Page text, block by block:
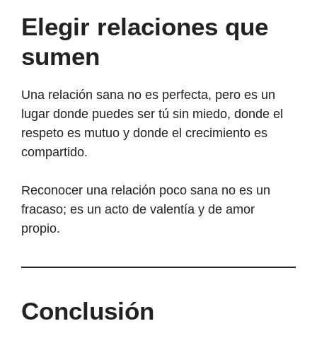
Elegir relaciones que
sumen
Una relación sana no es perfecta, pero es un
lugar donde puedes ser tú sin miedo, donde el
respeto es mutuo y donde el crecimiento es
compartido.
Reconocer una relación poco sana no es un
fracaso; es un acto de valentía y de amor
propio.
Conclusión